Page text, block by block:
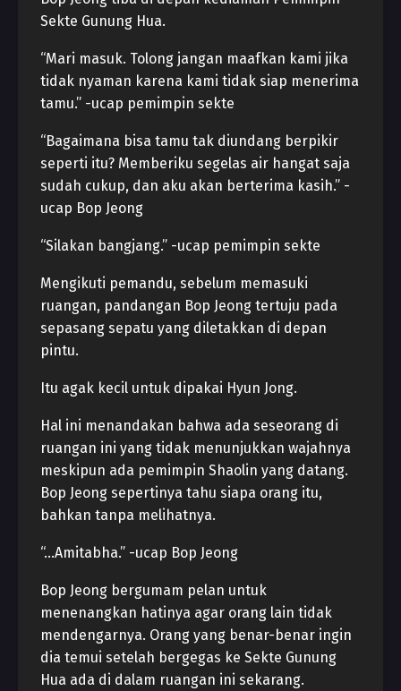
Sekte Gunung Hua.
“Mari masuk. Tolong jangan maafkan kami jika
tidak nyaman karena kami tidak siap menerima
tamu.” -ucap pemimpin sekte
“Bagaimana bisa tamu tak diundang berpikir
seperti itu? Memberiku segelas air hangat saja
sudah cukup, dan aku akan berterima kasih.” -
ucap Bop Jeong
“Silakan bangjang.” -ucap pemimpin sekte
Mengikuti pemandu, sebelum memasuki
ruangan, pandangan Bop Jeong tertuju pada
sepasang sepatu yang diletakkan di depan
pintu.
Itu agak kecil untuk dipakai Hyun Jong.
Hal ini menandakan bahwa ada seseorang di
ruangan ini yang tidak menunjukkan wajahnya
meskipun ada pemimpin Shaolin yang datang.
Bop Jeong sepertinya tahu siapa orang itu,
bahkan tanpa melihatnya.
“…Amitabha.” -ucap Bop Jeong
Bop Jeong bergumam pelan untuk
menenangkan hatinya agar orang lain tidak
mendengarnya. Orang yang benar-benar ingin
dia temui setelah bergegas ke Sekte Gunung
Hua ada di dalam ruangan ini sekarang.